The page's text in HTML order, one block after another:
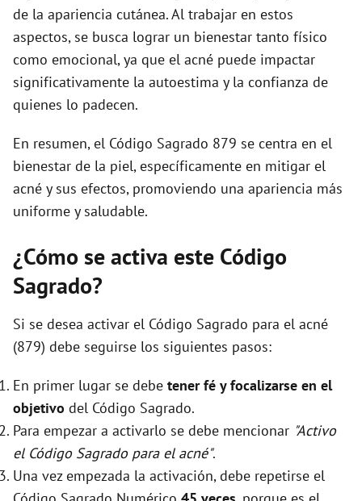
de la apariencia cutánea. Al trabajar en estos
aspectos, se busca lograr un bienestar tanto físico
como emocional, ya que el acné puede impactar
significativamente la autoestima y la confianza de
quienes lo padecen.
En resumen, el Código Sagrado 879 se centra en el
bienestar de la piel, específicamente en mitigar el
acné y sus efectos, promoviendo una apariencia más
uniforme y saludable.
¿Cómo se activa este Código
Sagrado?
Si se desea activar el Código Sagrado para el acné
(879) debe seguirse los siguientes pasos:
En primer lugar se debe tener fé y focalizarse en el
objetivo del Código Sagrado.
Para empezar a activarlo se debe mencionar "Activo
el Código Sagrado para el acné".
Una vez empezada la activación, debe repetirse el